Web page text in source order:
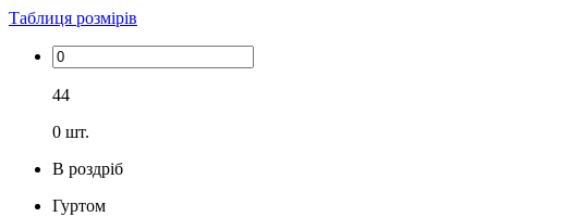
Таблиця розмірів
44
0 шт.
В роздріб
Гуртом